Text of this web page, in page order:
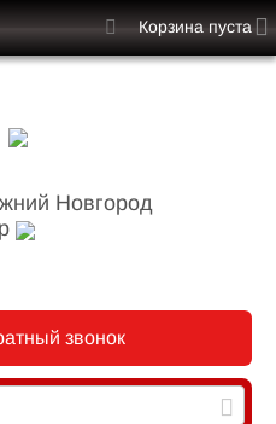
Новгород
звонок
Корзина пуста